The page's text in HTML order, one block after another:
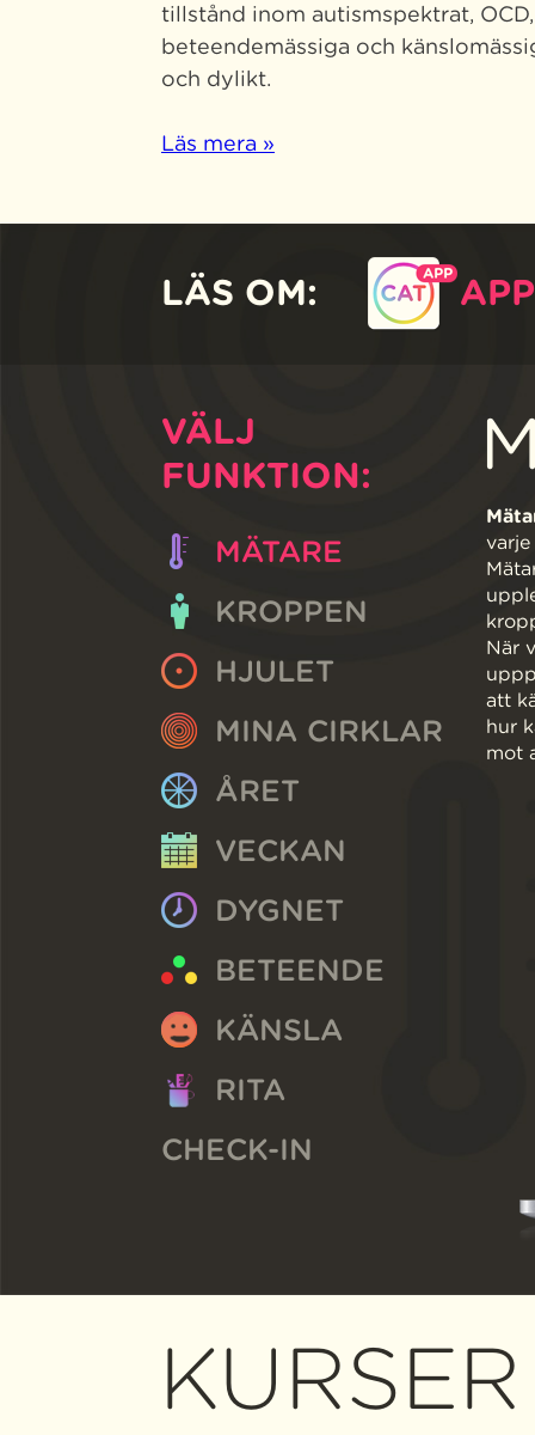
tillstånd inom autismspektrat,
beteendemässiga och
och dylikt.
Läs mera »
LÄS OM: APP
VÄLJ
FUNKTION:
MÄTARE
KROPPEN
HJULET
MINA CIRKLAR
ÅRET
VECKAN
DYGNET
BETEENDE
KÄNSLA
RITA
CHECK-IN
När
att
hur
mot
KURSER